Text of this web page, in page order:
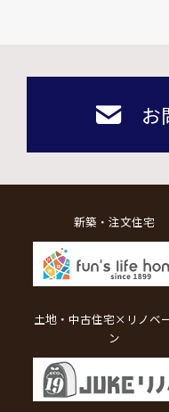
お
新築・注文住宅
土地・中古住宅×リノベ
ン